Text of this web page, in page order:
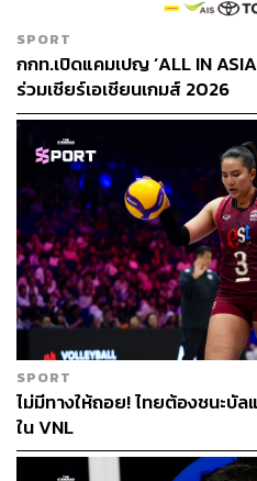
SPORT
กกท.เปิดแคมเปญ ‘ALL IN
ร่วมเชียร์เอเชียนเกมส์ 2026
SPORT
ไม่มีทางให้ถอย! ไทยต้องชนะบั
ใน VNL